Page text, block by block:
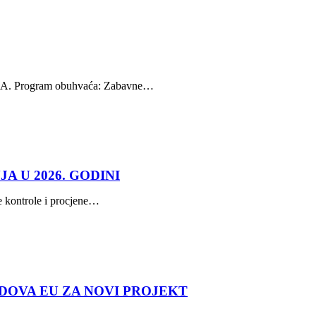
Program obuhvaća: Zabavne…
U 2026. GODINI
kontrole i procjene…
EU ZA NOVI PROJEKT